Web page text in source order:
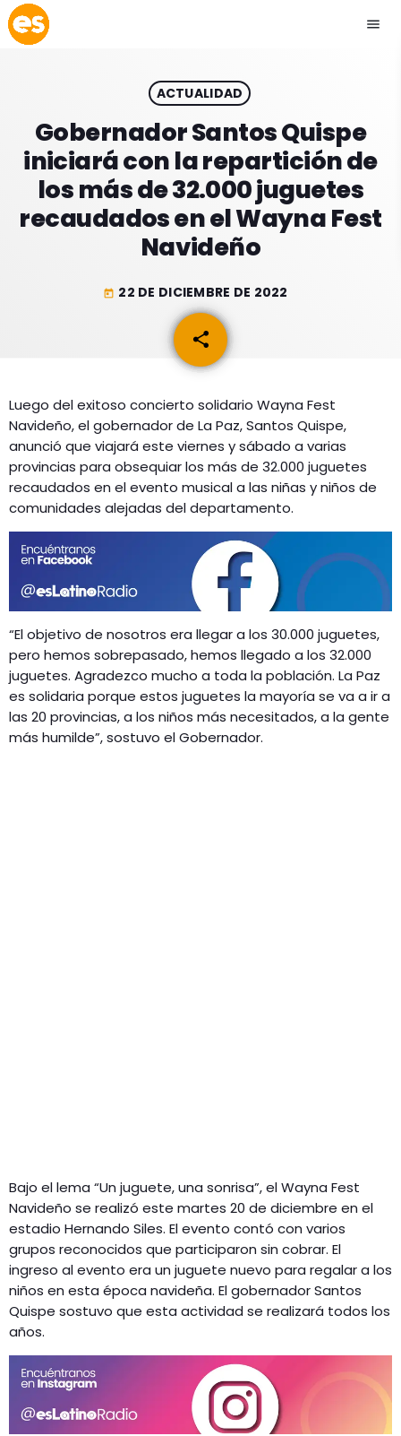
menu
play_arrow EMISIÓN LA PAZ
play_arrow EMISIÓN COCHABAMBA
GEEKERS
MÚSICA
ENTRETENIMIENTO
INICIO
RADIO SPLENDID
CONTACTO
ACTUALIDAD
Gobernador Santos Quispe
iniciará con la repartición de
los más de 32.000 juguetes
recaudados en el Wayna Fest
Navideño
today 22 DE DICIEMBRE DE 2022
share
email
Luego del exitoso concierto solidario Wayna Fest
Navideño, el gobernador de La Paz, Santos Quispe,
anunció que viajará este viernes y sábado a varias
provincias para obsequiar los más de 32.000 juguetes
recaudados en el evento musical a las niñas y niños de
comunidades alejadas del departamento.
“El objetivo de nosotros era llegar a los 30.000 juguetes,
pero hemos sobrepasado, hemos llegado a los 32.000
juguetes. Agradezco mucho a toda la población. La Paz
es solidaria porque estos juguetes la mayoría se va a ir a
las 20 provincias, a los niños más necesitados, a la gente
más humilde”, sostuvo el Gobernador.
Bajo el lema “Un juguete, una sonrisa”, el Wayna Fest
Navideño se realizó este martes 20 de diciembre en el
estadio Hernando Siles. El evento contó con varios
grupos reconocidos que participaron sin cobrar. El
ingreso al evento era un juguete nuevo para regalar a los
niños en esta época navideña. El gobernador Santos
Quispe sostuvo que esta actividad se realizará todos los
años.